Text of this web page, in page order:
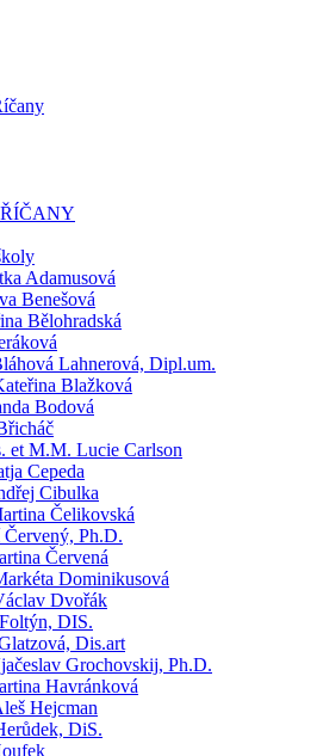
Adamusová
Benešová
Bělohradská
Lahnerová, Dipl.um.
Blažková
Bodová
et M.M. Lucie Carlson
Cepeda
Cibulka
Čelikovská
Ph.D.
Červená
Dominikusová
Dvořák
DIS.
Dis.art
Grochovskij, Ph.D.
Havránková
Hejcman
DiS.